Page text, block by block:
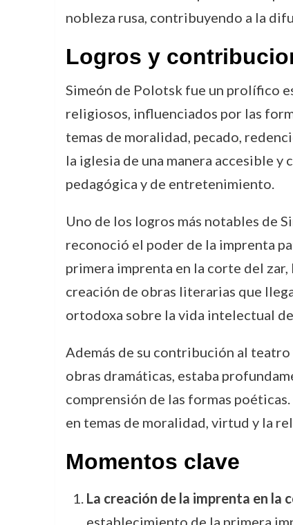
nobleza rusa, contribuyendo a la
Logros y
Simeón de Polotsk fue un prolífico
religiosos, influenciados por las
temas de moralidad, pecado,
la iglesia de una manera accesible
pedagógica y de entretenimiento.
Uno de los logros más notables de
reconoció el poder de la imprenta
primera imprenta en la corte del
creación de obras literarias que
ortodoxa sobre la vida intelectual
Además de su contribución al teatro
obras dramáticas, estaba
comprensión de las formas
en temas de moralidad, virtud y la
Momentos clave
La creación de la imprenta en la
establecimiento de la primera